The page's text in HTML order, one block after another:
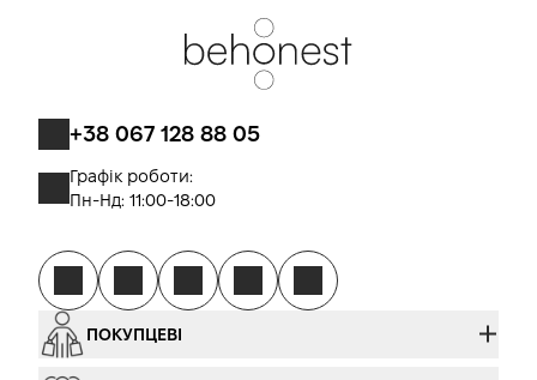
+38 067 128 88 05
Графік роботи:
Пн-Нд: 11:00-18:00
ПОКУПЦЕВІ